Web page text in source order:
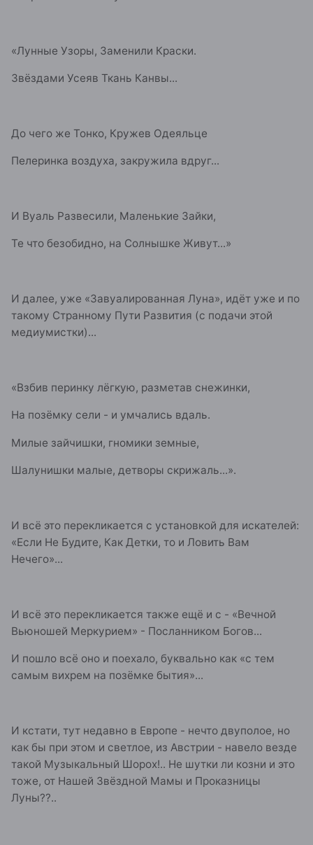
«Лунные Узоры, Заменили Краски.
Звёздами Усеяв Ткань Канвы...
До чего же Тонко, Кружев Одеяльце
Пелеринка воздуха, закружила вдруг...
И Вуаль Развесили, Маленькие Зайки,
Те что безобидно, на Солнышке Живут...»
И далее, уже «Завуалированная Луна», идёт уже и по
такому Странному Пути Развития (с подачи этой
медиумистки)...
«Взбив перинку лёгкую, разметав снежинки,
На позёмку сели - и умчались вдаль.
Милые зайчишки, гномики земные,
Шалунишки малые, детворы скрижаль...».
И всё это перекликается с установкой для искателей:
«Если Не Будите, Как Детки, то и Ловить Вам
Нечего»...
И всё это перекликается также ещё и с - «Вечной
Вьюношей Меркурием» - Посланником Богов...
И пошло всё оно и поехало, буквально как «с тем
самым вихрем на позёмке бытия»...
И кстати, тут недавно в Европе - нечто двуполое, но
как бы при этом и светлое, из Австрии - навело везде
такой Музыкальный Шорох!.. Не шутки ли козни и это
тоже, от Нашей Звёздной Мамы и Проказницы
Луны??..